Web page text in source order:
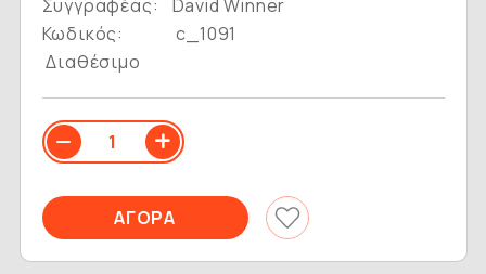
Συγγραφέας:
David Winner
Κωδικός:
c_1091
Διαθέσιμο